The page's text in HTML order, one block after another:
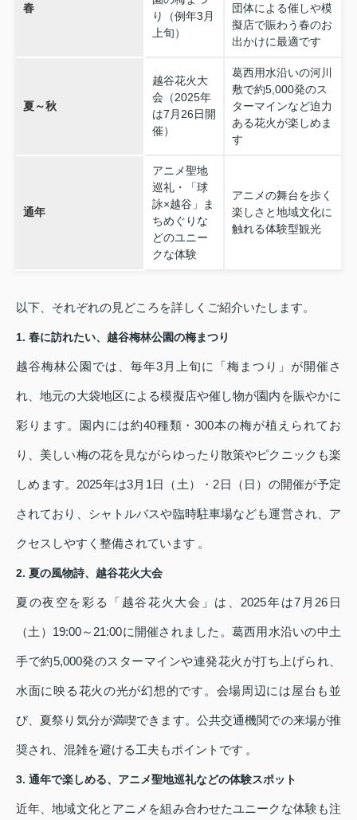
春
り（例年3月
上旬）
団体による催しや模
擬店で賑わう春のお
出かけに最適です
夏～秋
越谷花火大
会（2025年
は7月26日開
催）
葛西用水沿いの河川
敷で約5,000発のス
ターマインなど迫力
ある花火が楽しめま
す
通年
アニメ聖地
巡礼・「球
詠×越谷」ま
ちめぐりな
どのユニー
クな体験
アニメの舞台を歩く
楽しさと地域文化に
触れる体験型観光
以下、それぞれの見どころを詳しくご紹介いたします。
1. 春に訪れたい、越谷梅林公園の梅まつり
越谷梅林公園では、毎年3月上旬に「梅まつり」が開催さ
れ、地元の大袋地区による模擬店や催し物が園内を賑やかに
彩ります。園内には約40種類・300本の梅が植えられてお
り、美しい梅の花を見ながらゆったり散策やピクニックも楽
しめます。2025年は3月1日（土）・2日（日）の開催が予定
されており、シャトルバスや臨時駐車場なども運営され、ア
クセスしやすく整備されています 。
2. 夏の風物詩、越谷花火大会
夏の夜空を彩る「越谷花火大会」は、2025年は7月26日
（土）19:00～21:00に開催されました。葛西用水沿いの中土
手で約5,000発のスターマインや連発花火が打ち上げられ、
水面に映る花火の光が幻想的です。会場周辺には屋台も並
び、夏祭り気分が満喫できます。公共交通機関での来場が推
奨され、混雑を避ける工夫もポイントです 。
3. 通年で楽しめる、アニメ聖地巡礼などの体験スポット
近年、地域文化とアニメを組み合わせたユニークな体験も注